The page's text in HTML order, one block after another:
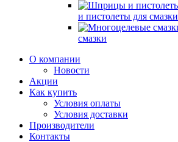
и пистолеты для смазки
смазки
О компании
Новости
Акции
Как купить
Условия оплаты
Условия доставки
Производители
Контакты